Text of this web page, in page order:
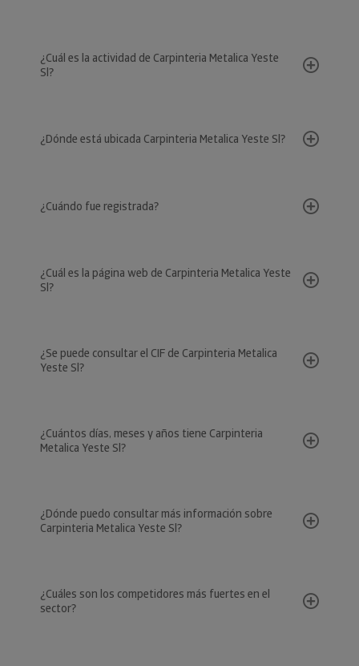
¿Cuál es la actividad de Carpinteria Metalica Yeste
Sl?
¿Dónde está ubicada Carpinteria Metalica Yeste Sl?
¿Cuándo fue registrada?
¿Cuál es la página web de Carpinteria Metalica Yeste
Sl?
¿Se puede consultar el CIF de Carpinteria Metalica
Yeste Sl?
¿Cuántos días, meses y años tiene Carpinteria
Metalica Yeste Sl?
¿Dónde puedo consultar más información sobre
Carpinteria Metalica Yeste Sl?
¿Cuáles son los competidores más fuertes en el
sector?